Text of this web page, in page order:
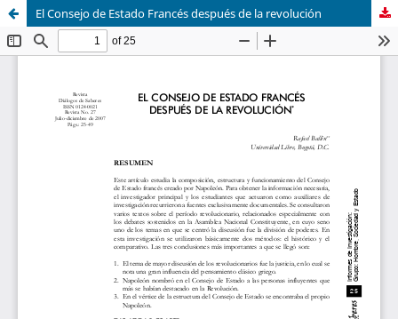
El Consejo de Estado Francés después de la revolución